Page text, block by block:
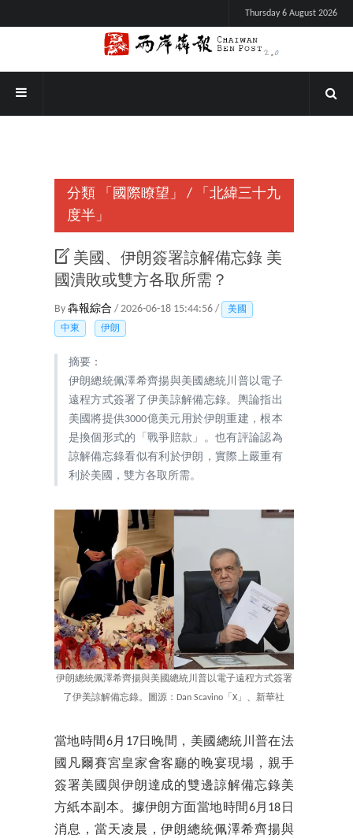
Thursday 6 August 2026
分類 「國際瞭望」 /
「北緯三十九
度半」
美國、伊朗簽署諒解備忘錄 美
國潰敗或雙方各取所需？
By 犇報綜合 / 2026-06-18 15:44:56 /
美國
中東
伊朗
摘要：
伊朗總統佩澤希齊揚與美國總統川普以電子
遠程方式簽署了伊美諒解備忘錄。輿論指出
美國將提供3000億美元用於伊朗重建，根本
是換個形式的「戰爭賠款」。也有評論認為
諒解備忘錄看似有利於伊朗，實際上嚴重有
利於美國，雙方各取所需。
伊朗總統佩澤希齊揚與美國總統川普以電子遠程方式簽署
了伊美諒解備忘錄。圖源：Dan Scavino「X」、新華社
當地時間6月17日晚間，美國總統川普在法
國凡爾賽宮皇家會客廳的晚宴現場，親手
簽署美國與伊朗達成的雙邊諒解備忘錄美
方紙本副本。據伊朗方面當地時間6月18日
消息，當天凌晨，伊朗總統佩澤希齊揚與